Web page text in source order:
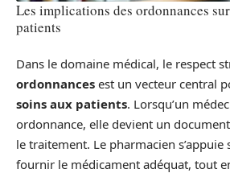
Les implications des ordonnances
patients
Dans le domaine médical, le respect
ordonnances est un vecteur central
soins aux patients. Lorsqu’un
ordonnance, elle devient un
le traitement. Le pharmacien
fournir le médicament adéquat, tout